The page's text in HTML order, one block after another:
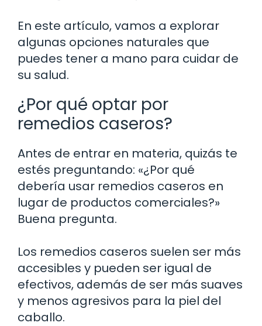
En este artículo, vamos a explorar
algunas opciones naturales que
puedes tener a mano para cuidar de
su salud.
¿Por qué optar por
remedios caseros?
Antes de entrar en materia, quizás te
estés preguntando: «¿Por qué
debería usar remedios caseros en
lugar de productos comerciales?»
Buena pregunta.
Los remedios caseros suelen ser más
accesibles y pueden ser igual de
efectivos, además de ser más suaves
y menos agresivos para la piel del
caballo.